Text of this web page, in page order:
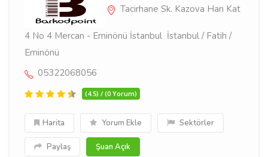
Tacirhane Sk. Kazova Han Kat
4 No 4 Mercan - Eminönü İstanbul İstanbul / Fatih /
Eminönü
05322068056
(4.5) / (0 Yorum)
Harita Yorum Ekle Sektörler
Paylaş Şuan Açık